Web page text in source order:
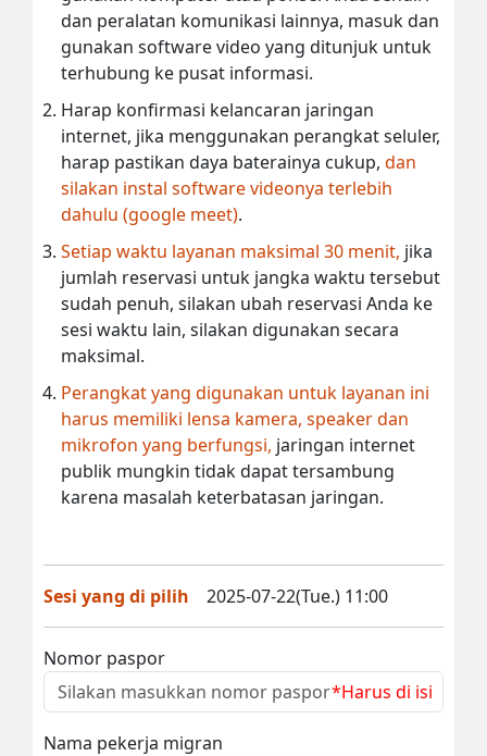
dan peralatan komunikasi lainnya, masuk dan
gunakan software video yang ditunjuk untuk
terhubung ke pusat informasi.
Harap konfirmasi kelancaran jaringan
internet, jika menggunakan perangkat seluler,
harap pastikan daya baterainya cukup, dan
silakan instal software videonya terlebih
dahulu (google meet).
Setiap waktu layanan maksimal 30 menit, jika
jumlah reservasi untuk jangka waktu tersebut
sudah penuh, silakan ubah reservasi Anda ke
sesi waktu lain, silakan digunakan secara
maksimal.
Perangkat yang digunakan untuk layanan ini
harus memiliki lensa kamera, speaker dan
mikrofon yang berfungsi, jaringan internet
publik mungkin tidak dapat tersambung
karena masalah keterbatasan jaringan.
Sesi yang di pilih 2025-07-22(Tue.) 11:00
Nomor paspor
*Harus di isi
Nama pekerja migran